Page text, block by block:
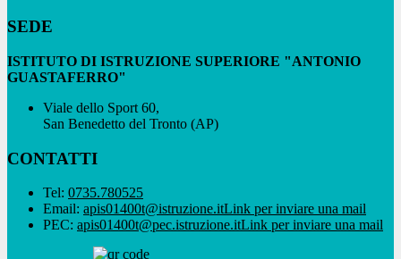
SEDE
ISTITUTO DI ISTRUZIONE SUPERIORE "ANTONIO
GUASTAFERRO"
Viale dello Sport 60,
San Benedetto del Tronto (AP)
CONTATTI
Tel: 0735.780525
Email: apis01400t@istruzione.itLink per inviare una mail
PEC: apis01400t@pec.istruzione.itLink per inviare una mail